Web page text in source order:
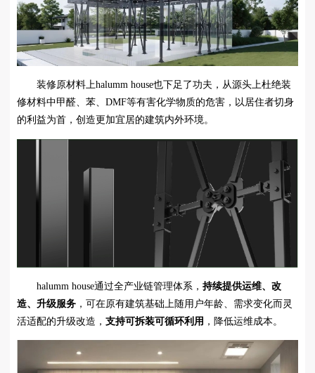
装修原材料上halumm house也下足了功夫，从源头上杜绝装
修材料中甲醛、苯、DMF等有害化学物质的危害，以居住者切身
的利益为首，创造更加宜居的建筑内外环境。
halumm house通过全产业链管理体系， 持续提供运维、改
造、升级服务 ，可在原有建筑基础上随用户年龄、需求变化而灵
活适配的升级改造， 支持可拆装可循环利用 ，降低运维成本。